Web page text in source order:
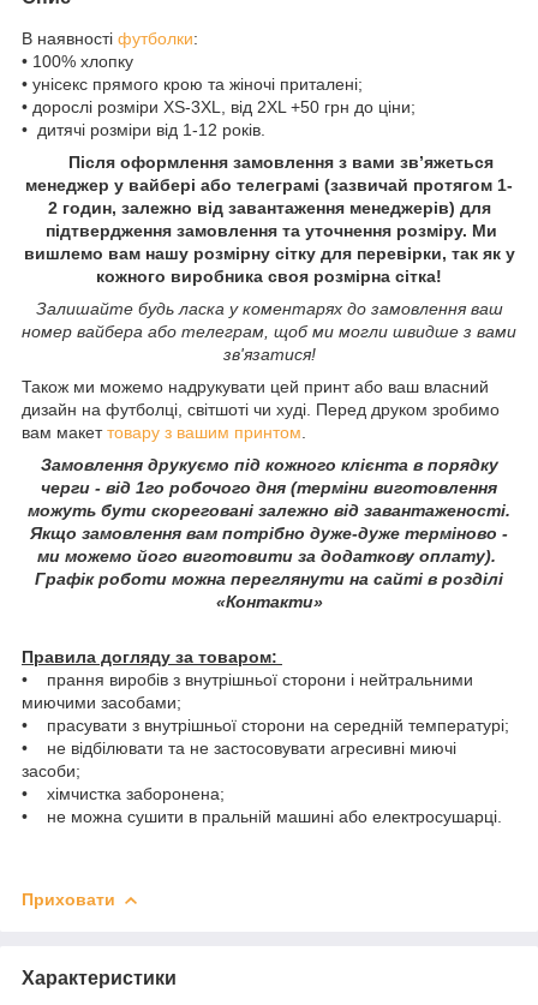
В наявності футболки:
• 100% хлопку
• унісекс прямого крою та жіночі приталені;
• дорослі розміри XS-3XL, від 2XL +50 грн до ціни;
• дитячі розміри від 1-12 років.
Після оформлення замовлення з вами зв’яжеться
менеджер у вайбері або телеграмі (зазвичай протягом 1-
2 годин, залежно від завантаження менеджерів) для
підтвердження замовлення та уточнення розміру. Ми
вишлемо вам нашу розмірну сітку для перевірки, так як у
кожного виробника своя розмірна сітка!
Залишайте будь ласка у коментарях до замовлення ваш
номер вайбера або телеграм, щоб ми могли швидше з вами
зв'язатися!
Також ми можемо надрукувати цей принт або ваш власний
дизайн на футболці, світшоті чи худі. Перед друком зробимо
вам макеттовару з вашим принтом
Замовлення друкуємо під кожного клієнта в порядку
черги - від 1го робочого дня (терміни виготовлення
можуть бути скореговані залежно від завантаженості.
Якщо замовлення вам потрібно дуже-дуже терміново -
ми можемо його виготовити за додаткову оплату).
Графік роботи можна переглянути на сайті в розділі
«Контакти»
Правила догляду за товаром:
• прання виробів з внутрішньої сторони і нейтральними
миючими засобами;
• прасувати з внутрішньої сторони на середній температурі;
• не відбілювати та не застосовувати агресивні миючі
засоби;
• хімчистка заборонена;
• не можна сушити в пральній машині або електросушарці.
Приховати
Характеристики